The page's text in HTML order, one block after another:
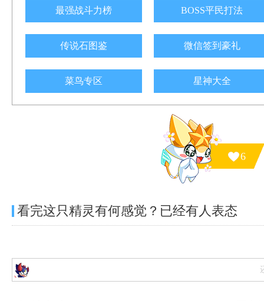
最强战斗力榜 BOSS平民打法
传说石图鉴 微信签到豪礼
菜鸟专区 星神大全
6
看完这只精灵有何感觉？已经有人表态